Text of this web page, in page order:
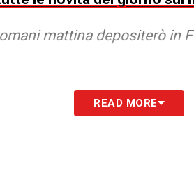
mattina depositerò in
TOP NEWSREAD MORE